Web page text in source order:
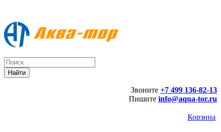
Звоните +7 499 136-82-13
Пишите info@aqua-tor.ru
Корзина